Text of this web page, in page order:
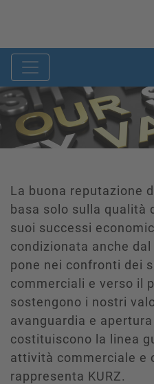
La buona reputazione
basa solo sulla qualità
suoi successi
condizionata anche
pone nei confronti dei
commerciali e verso il
sostengono i nostri
avanguardia e
costituiscono la linea
attività commerciale e
rappresenta KURZ.